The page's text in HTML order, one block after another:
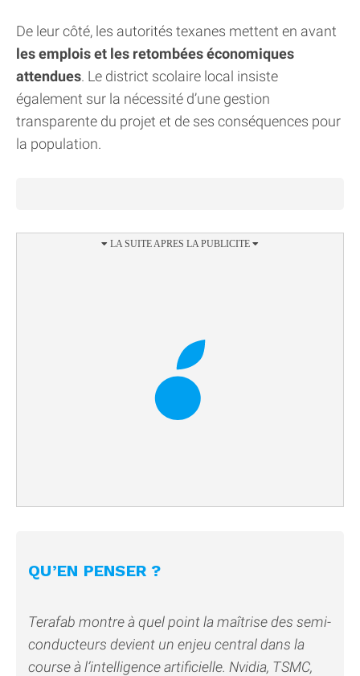
De leur côté, les autorités texanes mettent en avant
les emplois et les retombées économiques
attendues. Le district scolaire local insiste
également sur la nécessité d’une gestion
transparente du projet et de ses conséquences pour
la population.
QU’EN PENSER ?
Terafab montre à quel point la maîtrise des semi-
conducteurs devient un enjeu central dans la
course à l’intelligence artificielle. Nvidia, TSMC,